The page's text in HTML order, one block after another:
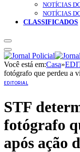
NOTÍCIAS
NOTÍCIAS
CLASSIFICADOS
Você está em:Casa»
fotógrafo que perdeu a
EDITORIAL
STF
fotógrafo
após ação